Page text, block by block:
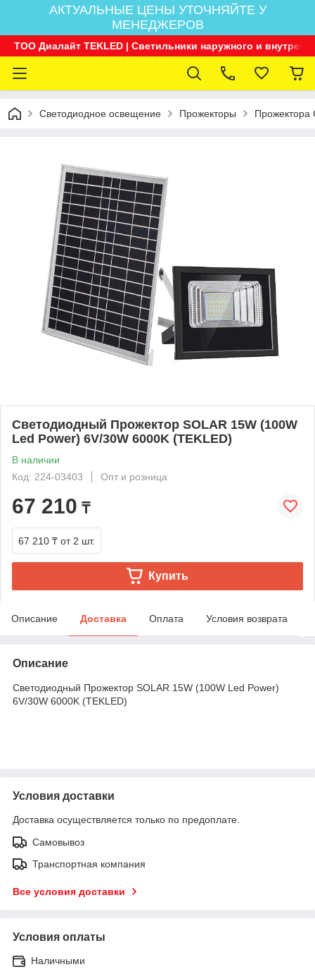
АКТУАЛЬНЫЕ ЦЕНЫ УТОЧНЯЙТЕ У
МЕНЕДЖЕРОВ
ТОО Диалайт TEKLED | Светильники наружного и
Светодиодное освещение Прожекторы Прожектора
Светодиодный Прожектор SOLAR 15W (100W
Led Power) 6V/30W 6000K (TEKLED)
В наличии
Код: 224-03403
Опт и розница
67 210 ₸
67 210 ₸ от 2 шт.
Купить
Описание Доставка Оплата Условия возврата
Описание
Светодиодный Прожектор SOLAR 15W (100W Led Power)
6V/30W 6000K (TEKLED)
Условия доставки
Доставка осуществляется только по предоплате.
Самовывоз
Транспортная компания
Все условия доставки
Условия оплаты
Наличными